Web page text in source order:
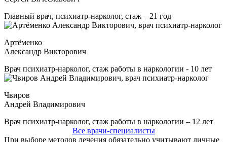
Главный врач, психиатр-нарколог, стаж – 21 год
Артёменко
Александр Викторович
Врач психиатр-нарколог, стаж работы в наркологии - 10 лет
Чвиров
Андрей Владимирович
Врач психиатр-нарколог, стаж работы в наркологии – 12 лет
Все врачи-специалисты
При выборе методов лечения обязательно учитывают личные